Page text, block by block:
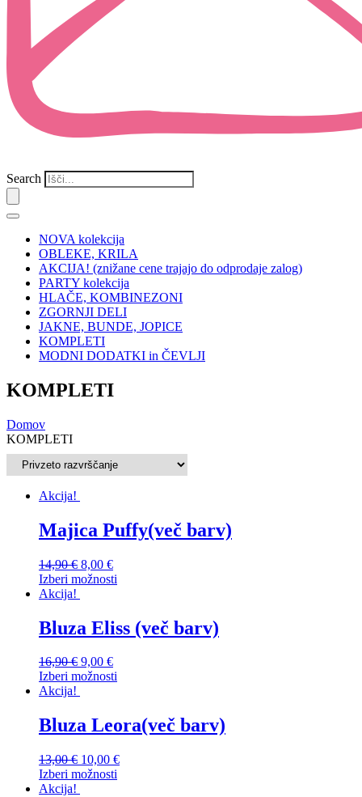
Search
NOVA kolekcija
OBLEKE, KRILA
AKCIJA! (znižane cene trajajo do odprodaje zalog)
PARTY kolekcija
HLAČE, KOMBINEZONI
ZGORNJI DELI
JAKNE, BUNDE, JOPICE
KOMPLETI
MODNI DODATKI in ČEVLJI
KOMPLETI
Domov
KOMPLETI
Akcija!
Majica Puffy(več barv)
14,90€ 8,00 €
Izberi možnosti
Akcija!
Bluza Eliss (več barv)
16,90€ 9,00 €
Izberi možnosti
Akcija!
Bluza Leora(več barv)
13,00€ 10,00 €
Izberi možnosti
Akcija!